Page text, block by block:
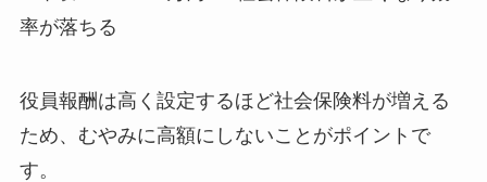
率が落ちる
役員報酬は高く設定するほど社会保険料が増える
ため、むやみに高額にしないことがポイントで
す。